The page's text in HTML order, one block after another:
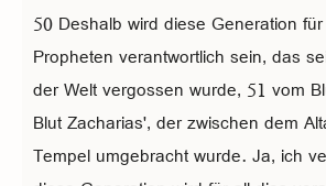
50 Deshalb wird diese Generation
Propheten verantwortlich sein, das
der Welt vergossen wurde, 51 vom
Blut Zacharias', der zwischen dem
Tempel umgebracht wurde. Ja, ich